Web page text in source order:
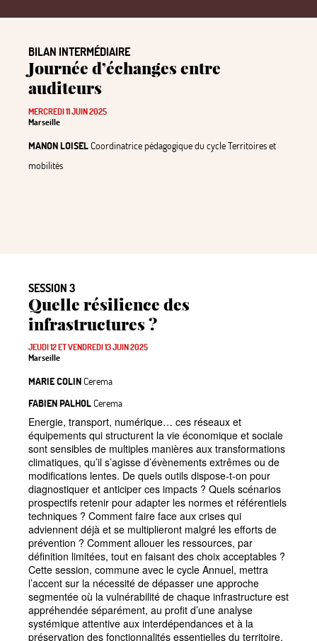
BILAN INTERMÉDIAIRE
Journée d’échanges entre
auditeurs
MERCREDI 11 JUIN 2025
Marseille
MANON LOISEL Coordinatrice pédagogique du cycle Territoires et
mobilités
SESSION 3
Quelle résilience des
infrastructures?
JEUDI 12 ET VENDREDI 13 JUIN 2025
Marseille
MARIE COLIN Cerema
FABIEN PALHOL Cerema
Energie, transport, numérique… ces réseaux et
équipements qui structurent la vie économique et sociale
sont sensibles de multiples manières aux transformations
climatiques, qu’il s’agisse d’évènements extrêmes ou de
modifications lentes. De quels outils dispose-t-on pour
diagnostiquer et anticiper ces impacts ? Quels scénarios
prospectifs retenir pour adapter les normes et référentiels
techniques ? Comment faire face aux crises qui
adviennent déjà et se multiplieront malgré les efforts de
prévention ? Comment allouer les ressources, par
définition limitées, tout en faisant des choix acceptables ?
Cette session, commune avec le cycle Annuel, mettra
l’accent sur la nécessité de dépasser une approche
segmentée où la vulnérabilité de chaque infrastructure est
appréhendée séparément, au profit d’une analyse
systémique attentive aux interdépendances et à la
préservation des fonctionnalités essentielles du territoire.